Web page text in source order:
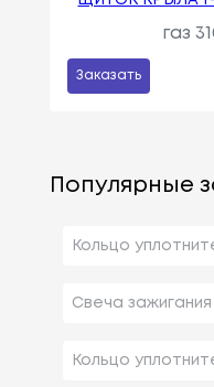
газ
Заказать
Популярные
Кольцо
Свеча зажигания
Кольцо